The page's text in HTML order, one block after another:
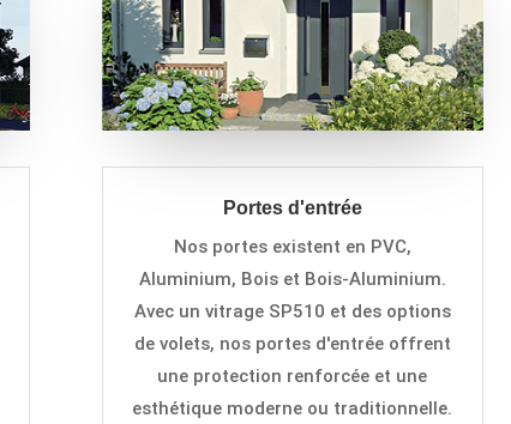
Portes d'entrée
Nos portes existent en PVC,
Aluminium, Bois et Bois-Aluminium.
Avec un vitrage SP510 et des options
de volets, nos portes d'entrée offrent
une protection renforcée et une
esthétique moderne ou traditionnelle.